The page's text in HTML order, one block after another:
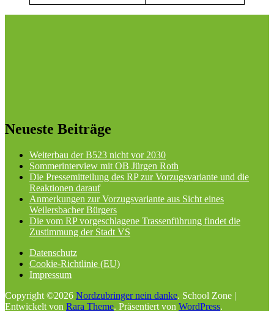
Neueste Beiträge
Weiterbau der B523 nicht vor 2030
Sommerinterview mit OB Jürgen Roth
Die Pressemitteilung des RP zur Vorzugsvariante und die
Reaktionen darauf
Anmerkungen zur Vorzugsvariante aus Sicht eines
Weilersbacher Bürgers
Die vom RP vorgeschlagene Trassenführung findet die
Zustimmung der Stadt VS
Datenschutz
Cookie-Richtlinie (EU)
Impressum
Copyright ©2026 Nordzubringer nein danke. School Zone |
Entwickelt von Rara Theme. Präsentiert von WordPress.